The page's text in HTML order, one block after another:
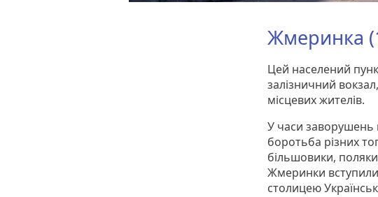
Жмеринка
Цей населений
залізничний
місцевих жителів.
У часи заворушень
боротьба різних
більшовики,
Жмеринки
столицею